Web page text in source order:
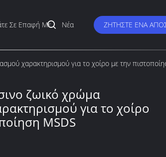
Σε Επαφή Με Νέα ΖΗΤΉΣΤΕ ΈΝΑ
χαρακτηρισμού για το χοίρο με την
ζωικό χρώμα
για το χοίρο
MSDS